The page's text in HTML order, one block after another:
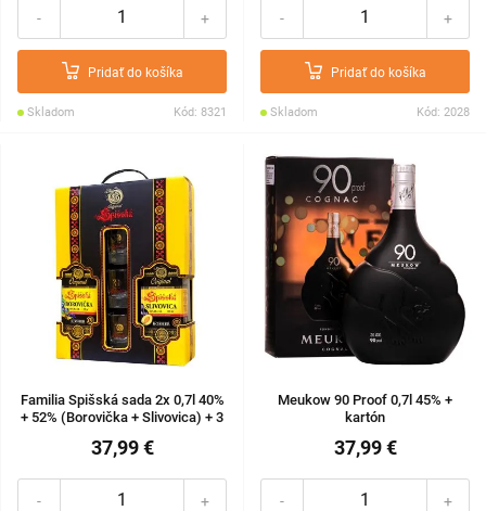
- +
Pridať do košíka
Skladom Kód: 8321
- +
Pridať do košíka
Skladom Kód: 2028
Familia Spišská sada 2x 0,7l 40%
+ 52% (Borovička + Slivovica) + 3
37,99 €
- +
Meukow 90 Proof 0,7l 45% +
kartón
37,99 €
- +